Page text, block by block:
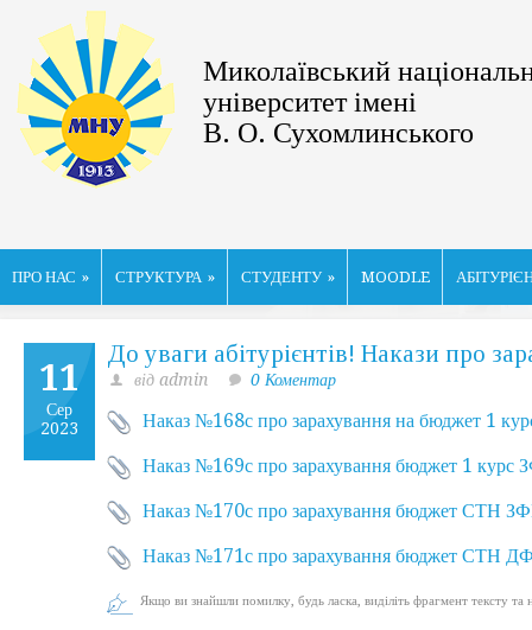
Миколаївський
університет імені
В. О. Сухомлинського
ПРО НАС » СТРУКТУРА » СТУДЕНТУ » MOODLE
11
Сер
2023
До уваги абітурієнтів! Накази про
від admin 0 Коментар
Наказ №168с про зарахування на бюджет 1
Наказ №169с про зарахування бюджет 1 курс
Наказ №170с про зарахування бюджет СТН
Наказ №171с про зарахування бюджет СТН
Якщо ви знайшли помилку, будь ласка, виділіть фрагмент тексту та